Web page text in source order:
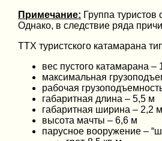
Примечание: Группа
Однако, в следствие ряда
ТТХ туристского катамарана
вес пустого катамарана –
максимальная
рабочая
габаритная длина – 5,5 м
габаритная ширина – 2,2 м
высота мачты – 6,6 м
парусное вооружение –